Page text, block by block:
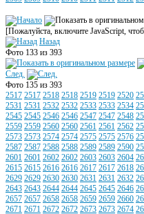
[Пожалуйста, включите JavaScript,
Назад
Фото 133 из 393
След.
Фото 135 из 393
2517 2517 2518 2518 2519 2519 2520
2531 2531 2532 2532 2533 2533 2534
2545 2545 2546 2546 2547 2547 2548
2559 2559 2560 2560 2561 2561 2562
2573 2573 2574 2574 2575 2575 2576
2587 2587 2588 2588 2589 2589 2590
2601 2601 2602 2602 2603 2603 2604
2615 2615 2616 2616 2617 2617 2618
2629 2629 2630 2630 2631 2631 2632
2643 2643 2644 2644 2645 2645 2646
2657 2657 2658 2658 2659 2659 2660
2671 2671 2672 2672 2673 2673 2674